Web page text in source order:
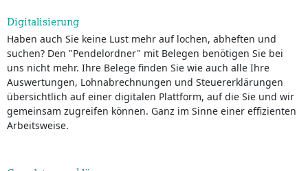
Digitalisierung
Haben auch Sie keine Lust mehr auf lochen, abheften und
suchen? Den "Pendelordner" mit Belegen benötigen Sie bei
uns nicht mehr. Ihre Belege finden Sie wie auch alle Ihre
Auswertungen, Lohnabrechnungen und Steuererklärungen
übersichtlich auf einer digitalen Plattform, auf die Sie und wir
gemeinsam zugreifen können. Ganz im Sinne einer effizienten
Arbeitsweise.